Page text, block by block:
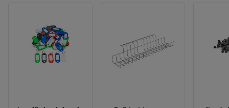
dijelove na prednjoj strani za dodatnu vidljivost i ojačanu
stražnju stranu. Dolazi s nosačima za montažu na
zidove ili stupove.
Procjena vremena
Težina: 11,31 kg
Montaža: Dolazi sastavljeno
Kvaliteta - Eko oznaka